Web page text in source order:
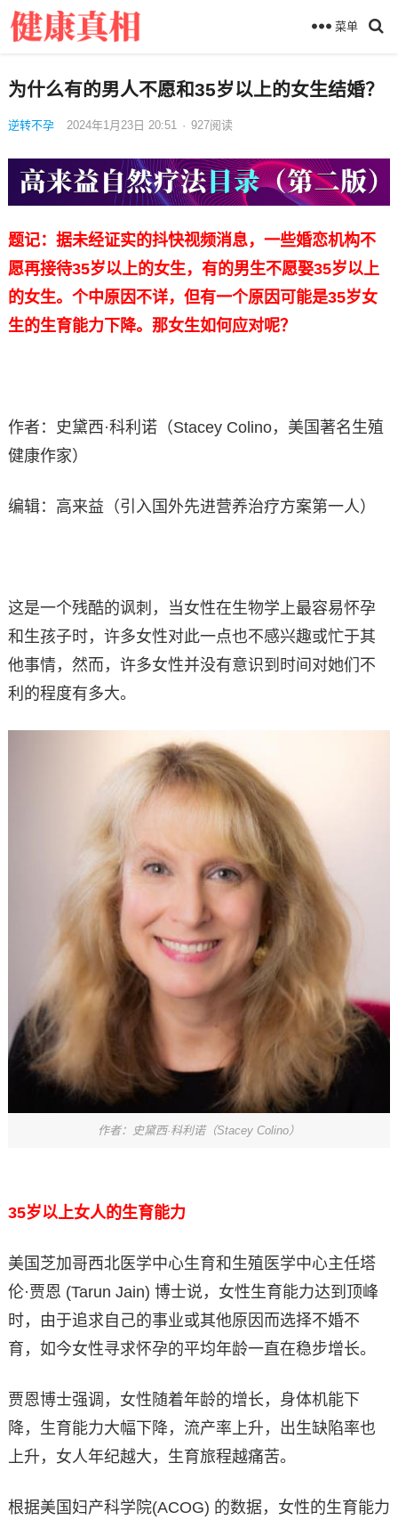
菜单
为什么有的男人不愿和35岁以上的女生结婚？
逆转不孕 2024年1月23日 20:51 · 927阅读
题记：据未经证实的抖快视频消息，一些婚恋机构不
愿再接待35岁以上的女生，有的男生不愿娶35岁以上
的女生。个中原因不详，但有一个原因可能是35岁女
生的生育能力下降。那女生如何应对呢？
作者：史黛西·科利诺（Stacey Colino，美国著名生殖
健康作家）
编辑：高来益（引入国外先进营养治疗方案第一人）
这是一个残酷的讽刺，当女性在生物学上最容易怀孕
和生孩子时，许多女性对此一点也不感兴趣或忙于其
他事情，然而，许多女性并没有意识到时间对她们不
利的程度有多大。
作者：史黛西·科利诺（Stacey Colino）
35岁以上女人的生育能力
美国芝加哥西北医学中心生育和生殖医学中心主任塔
伦·贾恩 (Tarun Jain) 博士说，女性生育能力达到顶峰
时，由于追求自己的事业或其他原因而选择不婚不
育，如今女性寻求怀孕的平均年龄一直在稳步增长。
贾恩博士强调，女性随着年龄的增长，身体机能下
降，生育能力大幅下降，流产率上升，出生缺陷率也
上升，女人年纪越大，生育旅程越痛苦。
根据美国妇产科学院(ACOG) 的数据，女性的生育能力